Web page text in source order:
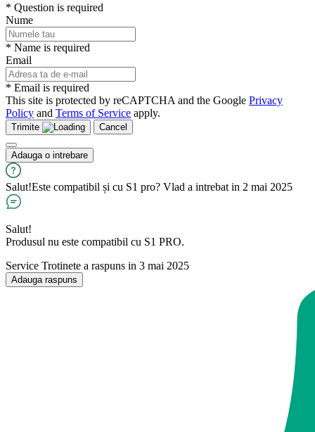
* Question is required
Nume
* Name is required
Email
* Email is required
This site is protected by reCAPTCHA and the Google Privacy
Policy and Terms of Service apply.
Trimite Cancel
Adauga o intrebare
Salut!Este compatibil și cu S1 pro? Vlad a intrebat in 2 mai 2025
Salut!
Produsul nu este compatibil cu S1 PRO.
Service Trotinete a raspuns in 3 mai 2025
Adauga raspuns